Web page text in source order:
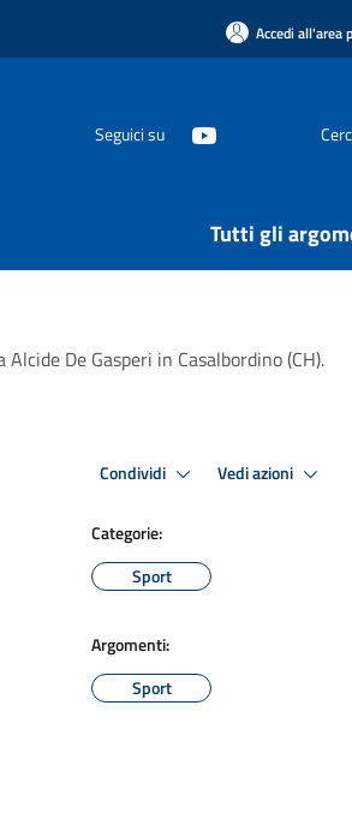
Accedi all'area
Seguici su
Tutti gli
De Gasperi in Casalbordino (CH).
Condividi Vedi azioni
Categorie:
Sport
Argomenti:
Sport